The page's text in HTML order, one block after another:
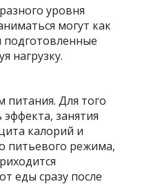
уровня
могут как
подготовленные
нагрузку.
питания. Для того
занятия
калорий и
питьевого режима,
еды сразу после